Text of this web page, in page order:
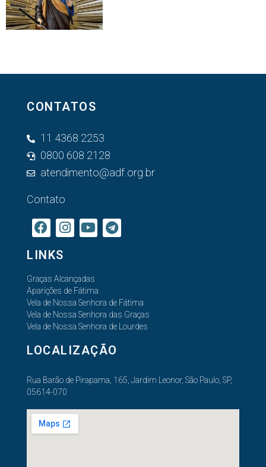
CONTATOS
11 4368 2253
0800 608 2128
atendimento@adf.org.br
Contato
LINKS
Graças Alcançadas
Aparições de Fátima
Vela de Nossa Senhora de Fátima
Vela de Nossa Senhora das Graças
Vela de Nossa Senhora de Lourdes
LOCALIZAÇÃO
Rua Barão de Pirapama, 165, Jardim Leonor, São Paulo, SP,
05614-070